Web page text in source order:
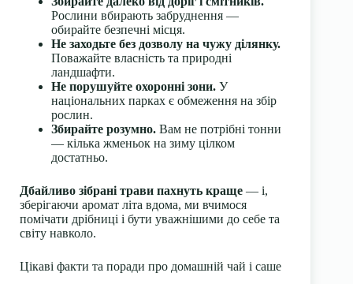
Рослини вбирають забруднення —
обирайте безпечні місця.
Не заходьте без дозволу на чужу ділянку.
Поважайте власність та природні
ландшафти.
Не порушуйте охоронні зони. У
національних парках є обмеження на збір
рослин.
Збирайте розумно. Вам не потрібні тонни
— кілька жменьок на зиму цілком
достатньо.
Дбайливо зібрані трави пахнуть краще — і,
зберігаючи аромат літа вдома, ми вчимося
помічати дрібниці і бути уважнішими до себе та
світу навколо.
Цікаві факти та поради про домашній чай і саше